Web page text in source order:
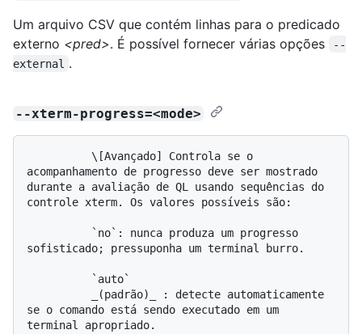
Um arquivo CSV que contém linhas para o predicado
externo <pred>. É possível fornecer várias opções
--
external .
--xterm-progress=<mode>
acompanhamento de progresso deve ser mostrado
durante a avaliação de QL usando sequências do
controle xterm. Os valores possíveis são:
sofisticado; pressuponha um terminal burro.
se o comando está sendo executado em um
terminal apropriado.